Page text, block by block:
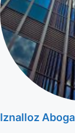
Iznalloz